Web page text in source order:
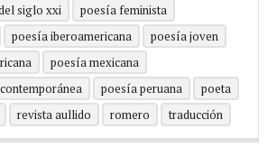
siglo xxi
poesía feminista
poesía iberoamericana
poesía joven
poesía mexicana
poesía peruana
poeta
revista aullido romero traducción